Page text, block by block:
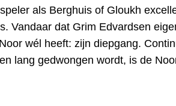
als Berghuis of Gloukh
Vandaar dat Grim Edvardsen
wél heeft: zijn diepgang.
lang gedwongen wordt, is de